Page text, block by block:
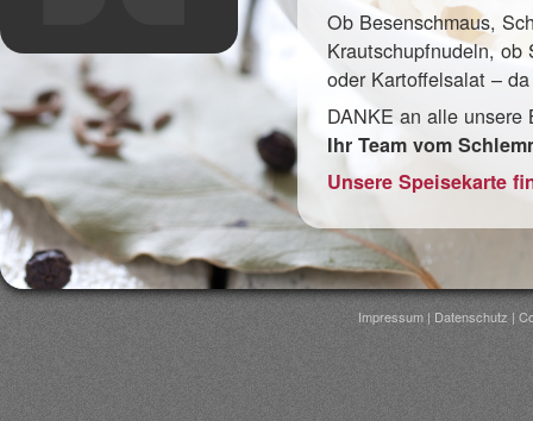
Ob Besenschmaus,
Krautschupfnudeln, ob
oder Kartoffelsalat –
DANKE an alle unsere
Ihr Team vom
Unsere Speisekarte
Impressum | Datenschutz |